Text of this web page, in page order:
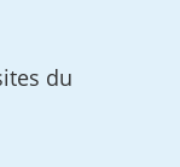
du